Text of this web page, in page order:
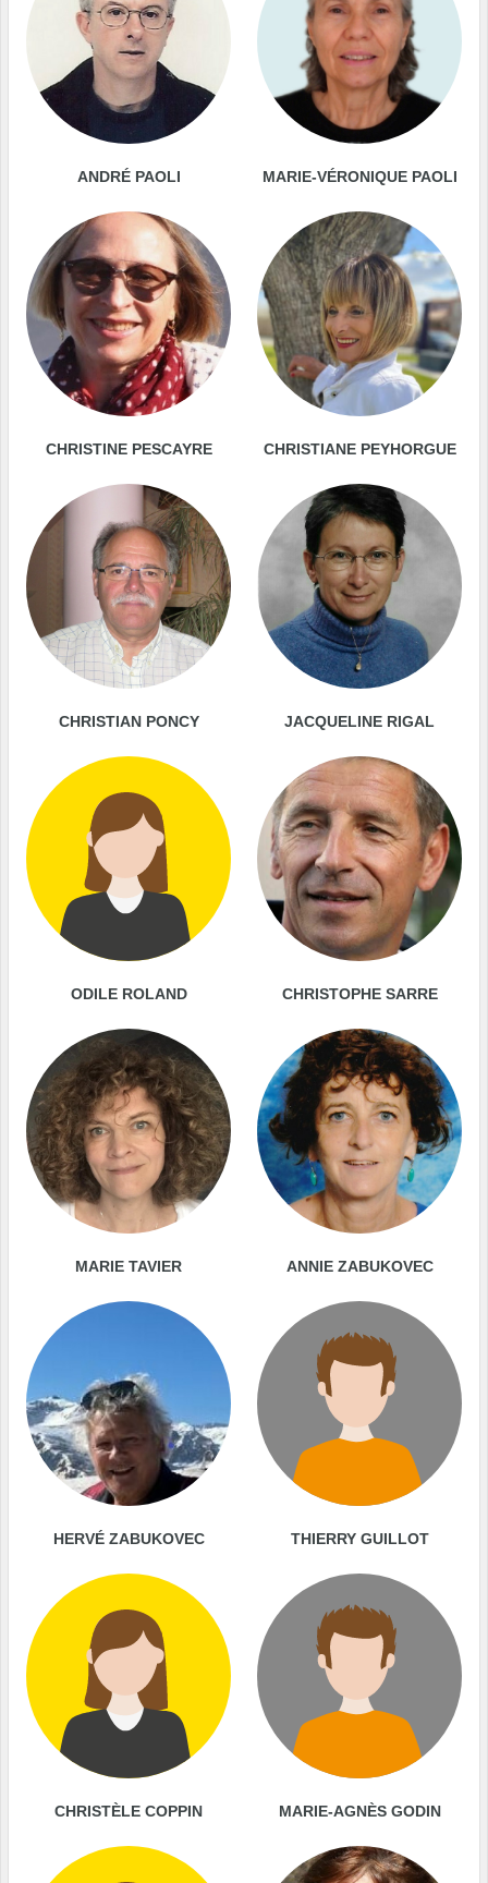
ANDRÉ PAOLI MARIE-VÉRONIQUE PAOLI
CHRISTINE PESCAYRE CHRISTIANE PEYHORGUE
CHRISTIAN PONCY JACQUELINE RIGAL
ODILE ROLAND CHRISTOPHE SARRE
MARIE TAVIER ANNIE ZABUKOVEC
HERVÉ ZABUKOVEC THIERRY GUILLOT
CHRISTÈLE COPPIN MARIE-AGNÈS GODIN